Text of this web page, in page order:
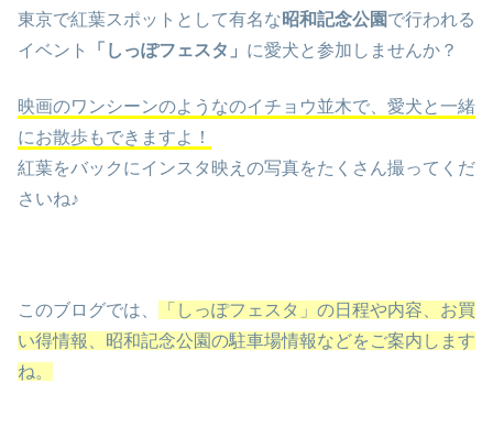
東京で紅葉スポットとして有名な 昭和記念公園で行われる
イベント
「しっぽフェスタ」 に愛犬と参加しませんか？
映画のワンシーンのようなのイチョウ並木で、愛犬と一緒
にお散歩もできますよ！
紅葉をバックにインスタ映えの写真をたくさん撮ってくだ
さいね♪
このブログでは、
「しっぽフェスタ」の日程や内容、お買
い得情報、昭和記念公園の駐車場情報などをご案内します
ね。